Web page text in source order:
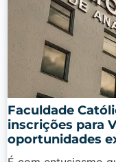
Faculdade
inscrições para
oportunidades